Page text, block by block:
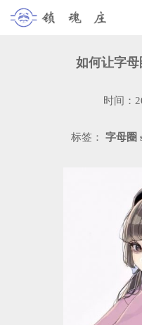
如何让字母
时间：
标签： 字母圈